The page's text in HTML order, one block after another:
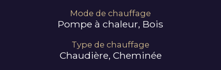
Mode de chauffage
Pompe à chaleur, Bois
Type de chauffage
Chaudière, Cheminée